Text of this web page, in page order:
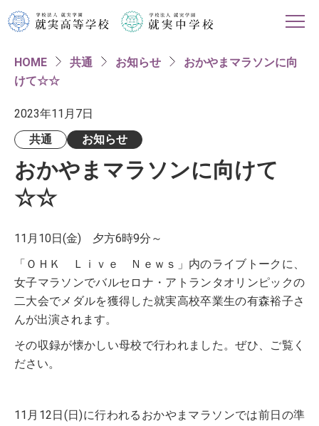
HOME
学校紹介
高等学校
中学校
入試・イベント情報
対象者別
HOME 共通 お知らせ
おかやまマラソンに向
けて☆☆
2023年11月7日
共通
お知らせ
おかやまマラソンに向けて
☆☆
11月10日(金) 夕方6時9分～
「ＯＨＫ Ｌｉｖｅ Ｎｅｗｓ」内のライブトークに、
女子マラソンでバルセロナ・アトランタオリンピックの
二大会でメダルを獲得した就実高校卒業生の有森裕子さ
んが出演されます。
その収録が懐かしい母校で行われました。ぜひ、ご覧く
ださい。
11月12日(日)に行われるおかやまマラソンでは前日の準